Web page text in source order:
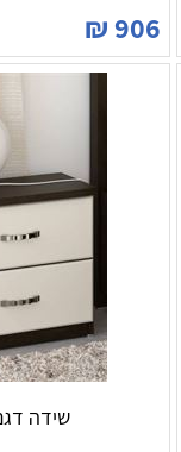
906
₪
שידה